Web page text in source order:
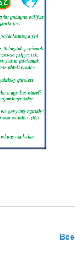
10 лет
Все